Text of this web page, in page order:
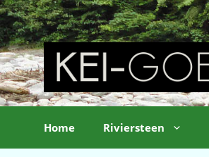
Ga
naar
de
inhoud
Home Riviersteen